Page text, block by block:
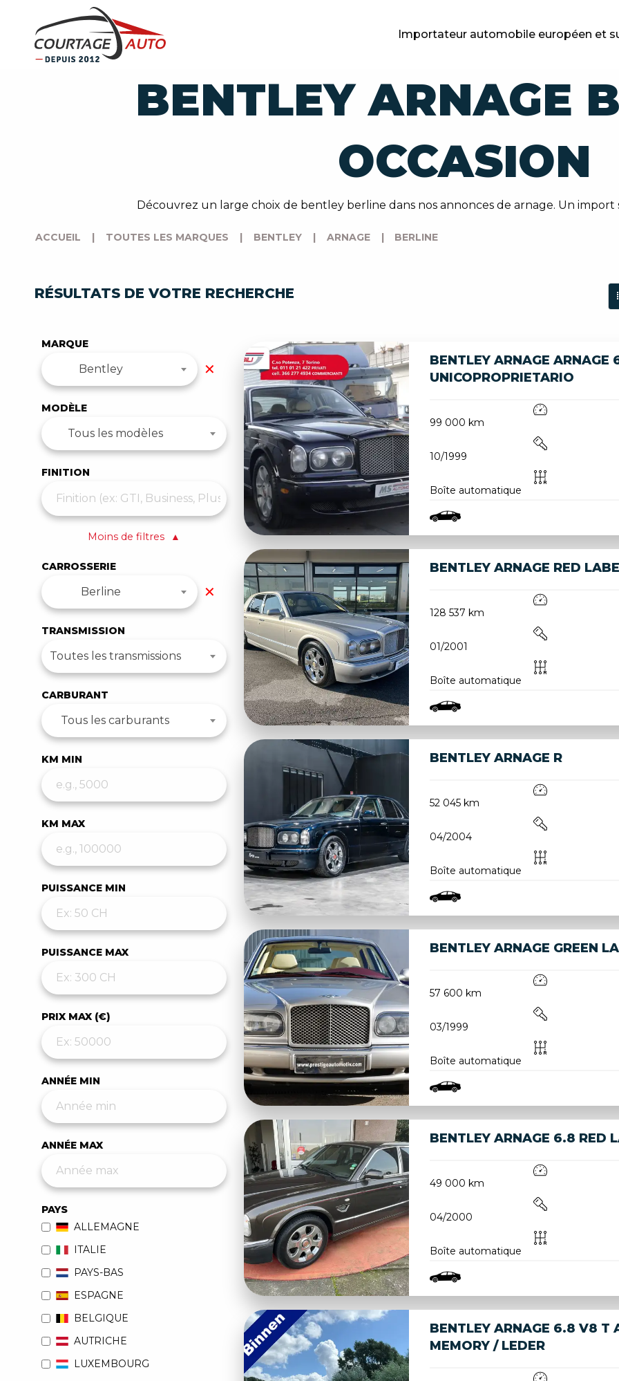
Importateur automobile européen et
BENTLEY ARNAGE
OCCASION
Découvrez un large choix de bentley berline dans nos annonces de arnage. Un import
ACCUEIL | TOUTES LES MARQUES | BENTLEY | ARNAGE | BERLINE
RÉSULTATS DE VOTRE RECHERCHE
MARQUE
Bentley ✕
MODÈLE
Tous les modèles
FINITION
Moins de filtres ▲
CARROSSERIE
Berline ✕
TRANSMISSION
Toutes les transmissions
CARBURANT
Tous les carburants
KM MIN
KM MAX
PUISSANCE MIN
PUISSANCE MAX
PRIX MAX (€)
ANNÉE MIN
ANNÉE MAX
PAYS
ALLEMAGNE
ITALIE
PAYS-BAS
ESPAGNE
BELGIQUE
AUTRICHE
LUXEMBOURG
BENTLEY ARNAGE ARNAGE
UNICOPROPRIETARIO
99 000 km
10/1999
Boîte automatique
BENTLEY ARNAGE RED
128 537 km
01/2001
Boîte automatique
BENTLEY ARNAGE R
52 045 km
04/2004
Boîte automatique
BENTLEY ARNAGE GREEN
57 600 km
03/1999
Boîte automatique
BENTLEY ARNAGE 6.8 RED
49 000 km
04/2000
Boîte automatique
BENTLEY ARNAGE 6.8 V8 T
MEMORY / LEDER